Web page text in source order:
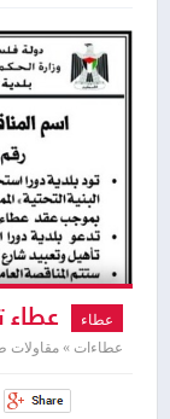
عطاء
عطاءات » مقاولات